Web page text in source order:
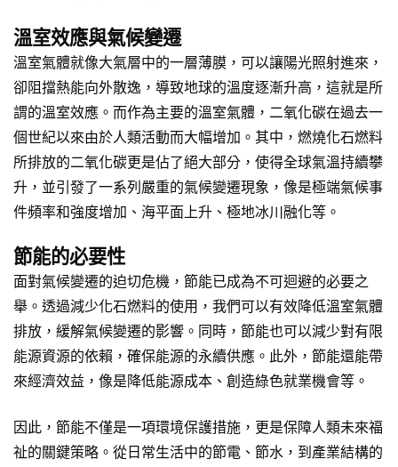
溫室效應與氣候變遷
溫室氣體就像大氣層中的一層薄膜，可以讓陽光照射進來，
卻阻擋熱能向外散逸，導致地球的溫度逐漸升高，這就是所
謂的溫室效應 。而作為主要的溫室氣體，二氧化碳在過去一
個世紀以來由於人類活動而大幅增加。其中，燃燒化石燃料
所排放的二氧化碳更是佔了絕大部分，使得全球氣溫持續攀
升，並引發了一系列嚴重的氣候變遷現象，像是極端氣候事
件頻率和強度增加、海平面上升、極地冰川融化等。
節能的必要性
面對氣候變遷的迫切危機，節能已成為不可迴避的必要之
舉。透過減少化石燃料的使用，我們可以有效降低溫室氣體
排放，緩解氣候變遷的影響。同時，節能也可以減少對有限
能源資源的依賴，確保能源的永續供應。此外，節能還能帶
來經濟效益，像是降低能源成本、創造綠色就業機會等。
因此，節能不僅是一項環境保護措施，更是保障人類未來福
祉的關鍵策略。從日常生活中的節電、節水，到產業結構的